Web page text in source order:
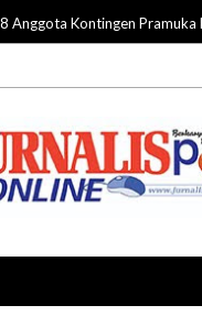
Anggota Kontingen